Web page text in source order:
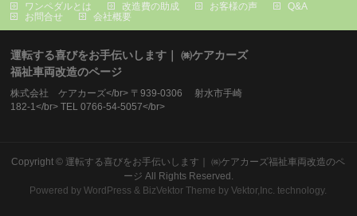
ワンペダルとは 改造費の助成 お客様の声
Q&A
お問合せ
会社概要
運転する喜びをお手伝いします｜ ㈱ケアカーズ
福祉車両改造のページ
株式会社 ケアカーズ</br> 〒939-0306 射水市手崎
182-1</br> TEL 0766-54-5057</br>
Copyright © 運転する喜びをお手伝いします｜ ㈱ケアカーズ福祉車両改造のペ
ージ All Rights Reserved.
Powered byWordPress & BizVektor Theme by Vektor,Inc. technology.